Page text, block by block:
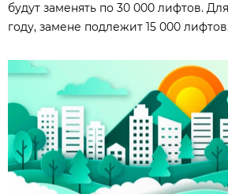
будут заменять по 30 000 лифтов.
году, замене подлежит 15 000